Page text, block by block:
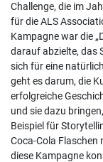
Challenge, die im
für die ALS
Kampagne war die
darauf abzielte, das
sich für eine
geht es darum, die
erfolgreiche
und sie dazu
Beispiel für
Coca-Cola Flaschen
diese Kampagne